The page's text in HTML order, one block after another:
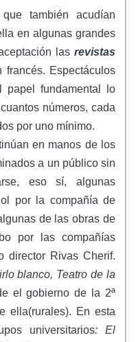
también acudían
en algunas grandes
las revistas
francés. Espectáculos
fundamental lo
números, cada
por uno mínimo.
en manos de los
a un público sin
eso sí, algunas
por la compañía de
de las obras de
por las compañías
director Rivas Cherif.
blanco, Teatro de la
el gobierno de la 2ª
ella(rurales). En esta
universitarios: El